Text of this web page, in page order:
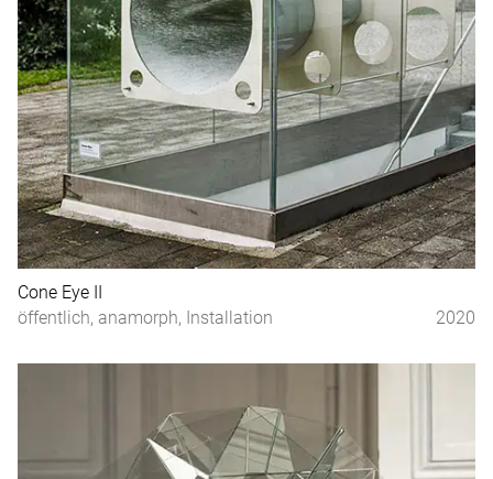
Cone Eye II
öffentlich, anamorph, Installation
2020